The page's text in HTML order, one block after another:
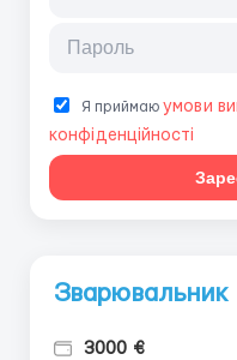
Я приймаюумови
конфіденційності
Зварювальник
3000 €